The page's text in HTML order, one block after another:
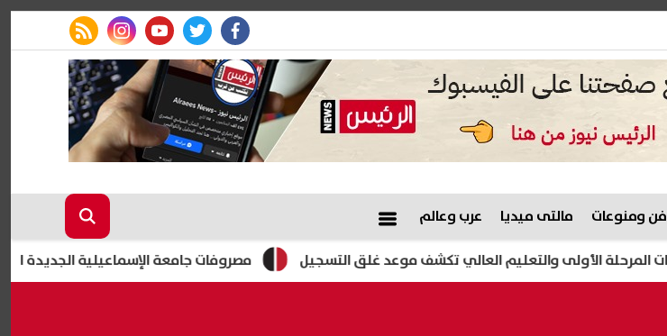
facebook
twitter
youtube
instagram
rss feed
فن ومنوعات مالتى ميديا عرب وعالم
مصروفات جامعة الإسماعيلية الجديدة الأهلية 2026-2027